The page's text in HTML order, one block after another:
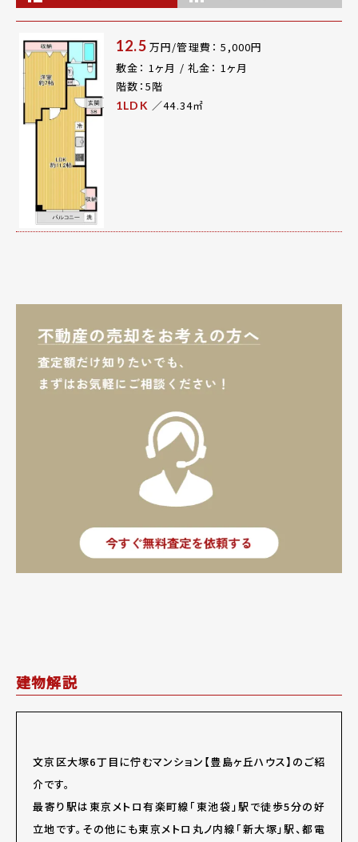
12.5 万円/管理費： 5,000円
敷金： 1ヶ月 / 礼金： 1ヶ月
階数：5階
1LDK ／44.34㎡
建物解説
文京区大塚6丁目に佇むマンション【豊島ヶ丘ハウス】のご紹
介です。
最寄り駅は東京メトロ有楽町線「東池袋」駅で徒歩5分の好
立地です。その他にも東京メトロ丸ノ内線「新大塚」駅、都電